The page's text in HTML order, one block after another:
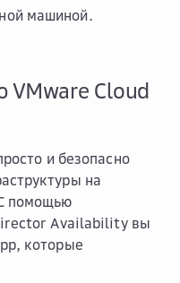
машиной.
VMware Cloud
и безопасно
на
помощью
Availability вы
которые